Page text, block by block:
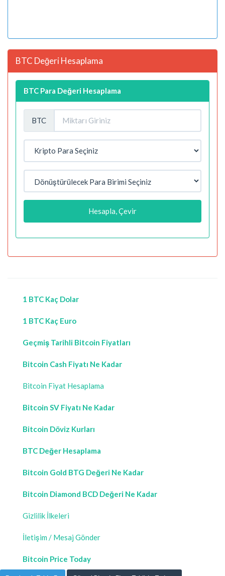
BTC Değeri Hesaplama
BTC Para Değeri Hesaplama
BTC
Hesapla, Çevir
1 BTC Kaç Dolar
1 BTC Kaç Euro
Geçmiş Tarihli Bitcoin Fiyatları
Bitcoin Cash Fiyatı Ne Kadar
Bitcoin Fiyat Hesaplama
Bitcoin SV Fiyatı Ne Kadar
Bitcoin Döviz Kurları
BTC Değer Hesaplama
Bitcoin Gold BTG Değeri Ne Kadar
Bitcoin Diamond BCD Değeri Ne Kadar
Gizlilik İlkeleri
İletişim / Mesaj Gönder
Bitcoin Price Today